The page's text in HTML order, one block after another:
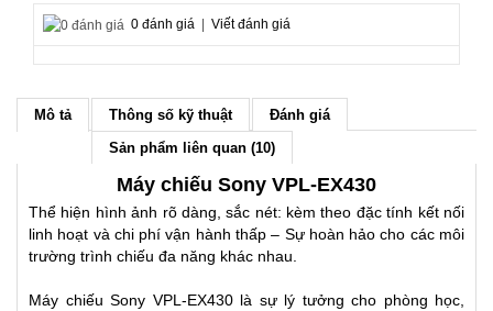
0 đánh giá Viết đánh giá
Mô tả Thông số kỹ thuật
Đánh giá
Sản phẩm liên quan (10)
Máy chiếu Sony VPL-EX430
Thể hiện hình ảnh rõ dàng, sắc nét: kèm theo đặc tính kết nối
linh hoạt và chi phí vận hành thấp – Sự hoàn hảo cho các môi
trường trình chiếu đa năng khác nhau.
Máy chiếu Sony VPL-EX430 là sự lý tưởng cho phòng học,